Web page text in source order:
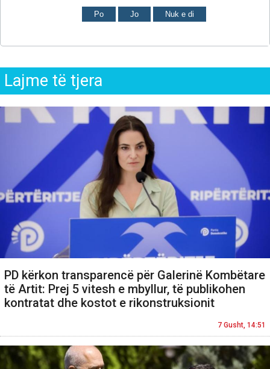
Po Jo Nuk e di
Lajme të tjera
PD kërkon transparencë për Galerinë Kombëtare
të Artit: Prej 5 vitesh e mbyllur, të publikohen
kontratat dhe kostot e rikonstruksionit
7 Gusht, 14:51